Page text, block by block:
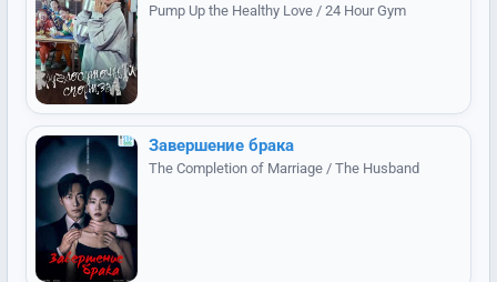
Pump Up the Healthy Love / 24 Hour Gym
Завершение брака
The Completion of Marriage / The Husband